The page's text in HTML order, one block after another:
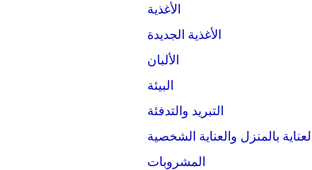
الأغذية
الأغذية الجديدة
الألبان
البيئة
التبريد والتدفئة
بالمنزل والعناية الشخصية
المشروبات